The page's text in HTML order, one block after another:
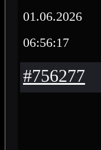
01.06.2026
06:56:17
#756277